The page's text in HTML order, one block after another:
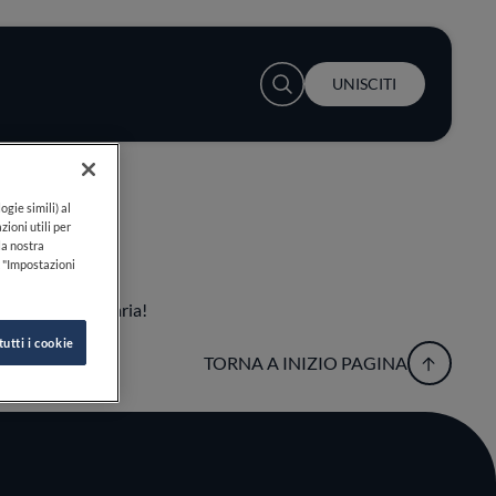
User account menu
UNISCITI
culinaria!
TORNA A INIZIO PAGINA
simili) al
utili per
nostra
i cookie